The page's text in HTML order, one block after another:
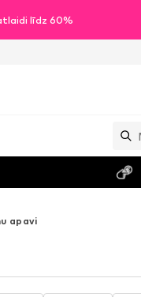
līdz 60%
apavi